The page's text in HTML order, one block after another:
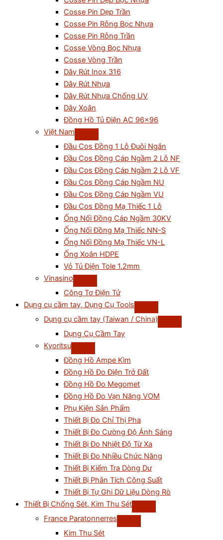
Cosse Pin Dẹp Trần
Cosse Pin Rỗng Bọc Nhựa
Cosse Pin Rỗng Trần
Cosse Vòng Bọc Nhựa
Cosse Vòng Trần
Dây Rút Inox 316
Dây Rút Nhựa
Dây Rút Nhựa Chống UV
Dây Xoắn
Đồng Hồ Tủ Điện AC 96×96
Việt Nam
Đầu Cos Đồng 1 Lỗ Đuôi Ngắn
Đầu Cos Đồng Cáp Ngầm 2 Lỗ NF
Đầu Cos Đồng Cáp Ngầm 2 Lỗ VF
Đầu Cos Đồng Cáp Ngầm NU
Đầu Cos Đồng Cáp Ngầm VU
Đầu Cos Đồng Mạ Thiếc 1 Lỗ
Ống Nối Đồng Cáp Ngầm 30KV
Ống Nối Đồng Mạ Thiếc NN-S
Ống Nối Đồng Mạ Thiếc VN-L
Ống Xoắn HDPE
Vỏ Tủ Điện Tole 1.2mm
Vinasino
Công Tơ Điện Tử
Dụng cụ cầm tay, Dụng Cụ Tools
Dụng cụ cầm tay (Taiwan / China)
Dụng Cụ Cầm Tay
Kyoritsu
Đồng Hồ Ampe Kìm
Đồng Hồ Đo Điện Trở Đất
Đồng Hồ Đo Megomet
Đồng Hồ Đo Vạn Năng VOM
Phụ Kiện Sản Phẩm
Thiết Bị Đo Chỉ Thị Pha
Thiết Bị Đo Cường Độ Ánh Sáng
Thiết Bị Đo Nhiệt Độ Từ Xa
Thiết Bị Đo Nhiều Chức Năng
Thiết Bị Kiểm Tra Dòng Dư
Thiết Bị Phân Tích Công Suất
Thiết Bị Tự Ghi Dữ Liệu Dòng Rò
Thiết Bị Chống Sét, Kim Thu Sét
France Paratonnerres
Kim Thu Sét